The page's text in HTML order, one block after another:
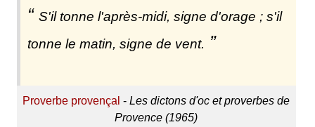
S'il tonne l'après-midi, signe d'orage ; s'il
tonne le matin, signe de vent.
Proverbe provençal -Les dictons d'oc et proverbes de
Provence (1965)